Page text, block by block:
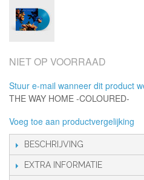
NIET OP VOORRAAD
Stuur e-mail wanneer dit product
THE WAY HOME -COLOURED-
Voeg toe aan productvergelijking
BESCHRIJVING
EXTRA INFORMATIE